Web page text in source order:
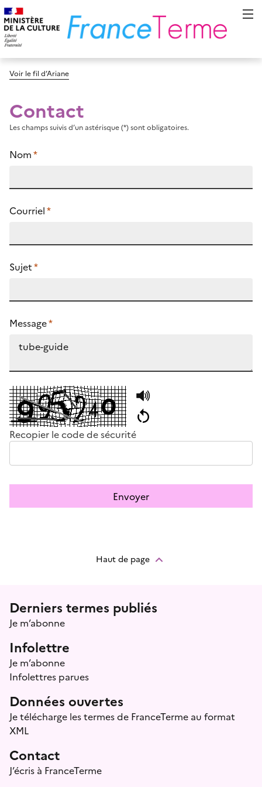
Voir le fil d’Ariane
Contact
Les champs suivis d’un astérisque (*) sont obligatoires.
Nom*
Courriel*
Sujet*
Message*
Recopier le code de sécurité
Envoyer
Haut de page
Menu prefooter
Derniers termes publiés
Je m’abonne
Infolettre
Je m’abonne
Infolettres parues
Données ouvertes
Je télécharge les termes de FranceTerme au format
XML
Contact
J’écris à FranceTerme